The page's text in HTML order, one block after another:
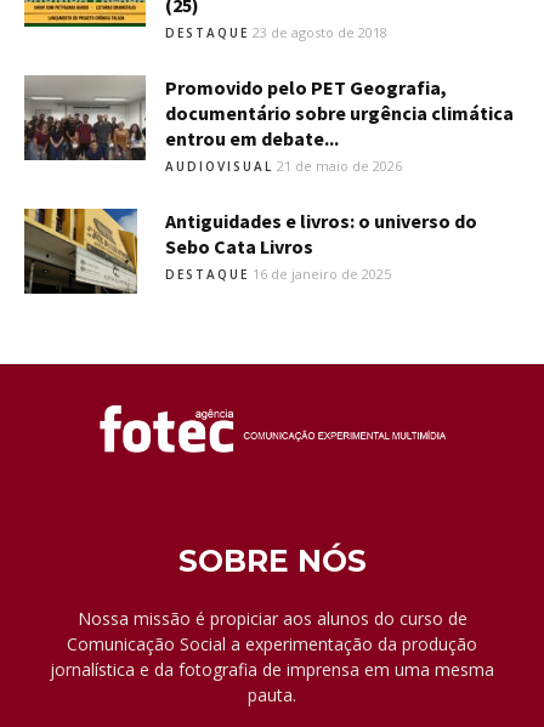
(25)
DESTAQUE 23 de agosto de 2018
Promovido pelo PET Geografia,
documentário sobre urgência climática
entrou em debate...
AUDIOVISUAL 21 de maio de 2026
Antiguidades e livros: o universo do
Sebo Cata Livros
DESTAQUE 16 de janeiro de 2025
SOBRE NÓS
Nossa missão é propiciar aos alunos do curso de
Comunicação Social a experimentação da produção
jornalística e da fotografia de imprensa em uma mesma
pauta.